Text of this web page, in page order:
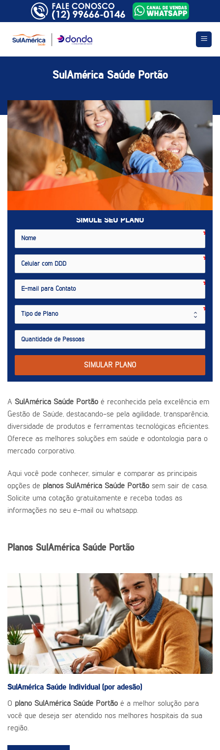
SulAmérica Saúde Portão
SIMULE SEU PLANO
SIMULAR PLANO
A SulAmérica Saúde Portão é reconhecida pela excelência em
Gestão de Saúde, destacando-se pela agilidade, transparência,
diversidade de produtos e ferramentas tecnológicas eficientes.
Oferece as melhores soluções em saúde e odontologia para o
mercado corporativo.
Aqui você pode conhecer, simular e comparar as principais
opções de planos SulAmérica Saúde Portão sem sair de casa.
Solicite uma cotação gratuitamente e receba todas as
informações no seu e-mail ou whatsapp.
Planos SulAmérica Saúde Portão
SulAmérica Saúde Individual (por adesão)
O plano SulAmérica Saúde Portão é a melhor solução para
você que deseja ser atendido nos melhores hospitais da sua
região.